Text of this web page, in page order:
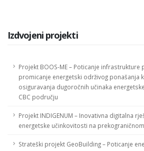
Izdvojeni projekti
Projekt BOOS-ME – Poticanje infrastrukture
promicanje energetski održivog ponašanja
osiguravanja dugoročnih učinaka
CBC području
Projekt INDIGENUM – Inovativna digitalna
energetske učinkovitosti na
Strateški projekt GeoBuilding – Poticanje